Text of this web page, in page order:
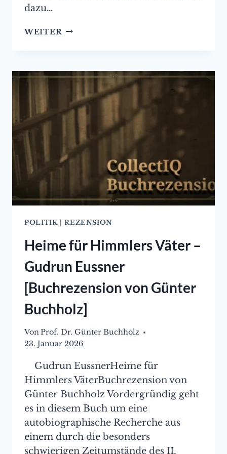
dazu…
WEITER RUSSLAND
PETER
SCHOLL-
LATOUR.
EINE
BETRACHTUNG
MICHAEL
MANSION
POLITIK|REZENSION
Heime für Himmlers Väter –
Gudrun Eussner
[Buchrezension von Günter
Buchholz]
VonProf. Dr. Günter Buchholz
23. Januar 2026
Gudrun EussnerHeime für
Himmlers VäterBuchrezension von
Günter Buchholz Vordergründig geht
es in diesem Buch um eine
autobiographische Recherche aus
einem durch die besonders
schwierigen Zeitumstände des II.